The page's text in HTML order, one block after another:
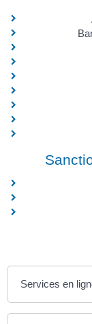
Services en